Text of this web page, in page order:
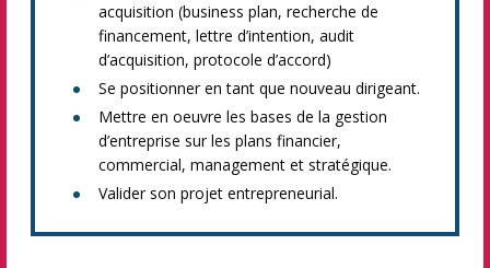
acquisition (business plan, recherche de
financement, lettre d’intention, audit
d’acquisition, protocole d’accord)
Se positionner en tant que nouveau dirigeant.
Mettre en oeuvre les bases de la gestion
d’entreprise sur les plans financier,
commercial, management et stratégique.
Valider son projet entrepreneurial.